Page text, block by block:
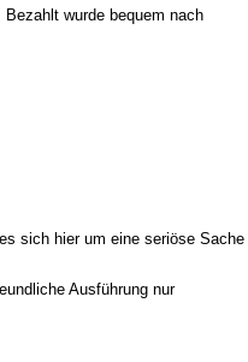
wurde bequem nach
sich hier um eine seriöse Sache
Ausführung nur